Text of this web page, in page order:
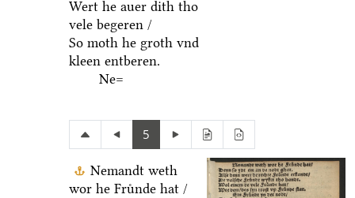
Wert he auer dith tho
vele begeren /
So moth he groth vnd
kleen entberen.
Ne=
5
Nemandt weth
wor he Fruͤnde hat /